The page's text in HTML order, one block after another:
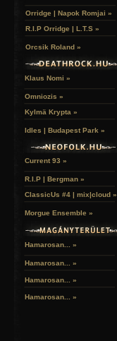
Orridge | Napok Romjai »
R.I.P Orridge | L.T.S »
Orcsik Roland »
Klaus Nomi »
Omniozis »
Kylmä Krypta »
Idles | Budapest Park »
Current 93 »
R.I.P | Bergman »
ClassicUs #4 | mix|cloud »
Morgue Ensemble »
Hamarosan... »
Hamarosan... »
Hamarosan... »
Hamarosan... »